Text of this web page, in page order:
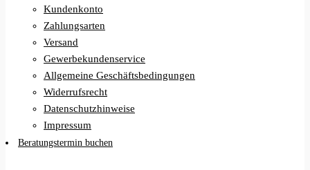
Über uns
Manufaktur
Tricks und Tipps
Wohntrends
Kundenkonto
Zahlungsarten
Versand
Gewerbekundenservice
Allgemeine Geschäftsbedingungen